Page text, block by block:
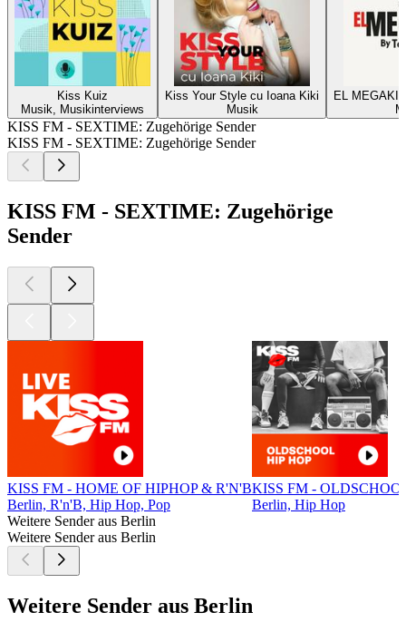
Kiss Kuiz
Musik, Musikinterviews
Kiss Your Style cu Ioana Kiki
Musik
EL
KISS FM - SEXTIME: Zugehörige Sender
KISS FM - SEXTIME: Zugehörige Sender
KISS FM - SEXTIME: Zugehörige
Sender
KISS FM - HOME OF HIPHOP & R'N'B
Berlin, R'n'B, Hip Hop, Pop
KISS FM -
Berlin, Hip Hop
Weitere Sender aus Berlin
Weitere Sender aus Berlin
Weitere Sender aus Berlin